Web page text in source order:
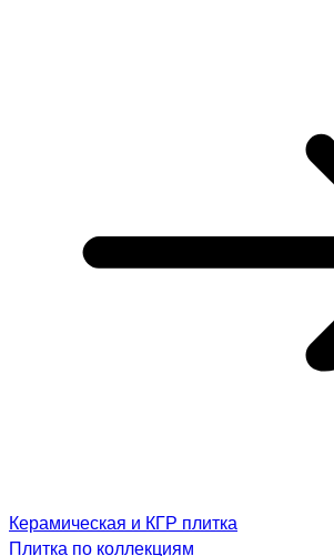
Керамическая и КГР плитка
Плитка по коллекциям